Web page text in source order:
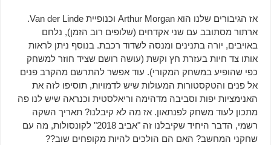
אז הגיבורים שלנו הוא Arthur Morgan וכנופיית Van der Linde.
ארתור מסתובב עם שני אקדחים (שלופים רוב הזמן), נלחם
באויבים, יורה בתנינים ומנסה לשדוד רכבת. בנוסף ניתן לראות
אותו צד חיות בעזרת חץ וקשת (עושה רושם שציד חוזר למשחק
כפי שהופיע במשחק המקורי). עוד אפשר להתרשם מהקרב פנים
אל פנים והטקסטורות המעולות שיש לדמויות, תוסיפו לזה את
האנימציות יפות וסביבה מדהימה וריאלסטית וכנראה שיש לנו פה
מתכון לעוד משחק לפנתאון. אז מה לא קיבלנו? תאריך השקה
רשמי, הדבר היחיד שקיבלנו זה "אביב 2018" לקונסולות, מה עם
שחקני המחשב? האם הם הולכים להיות מקופחים שוב??